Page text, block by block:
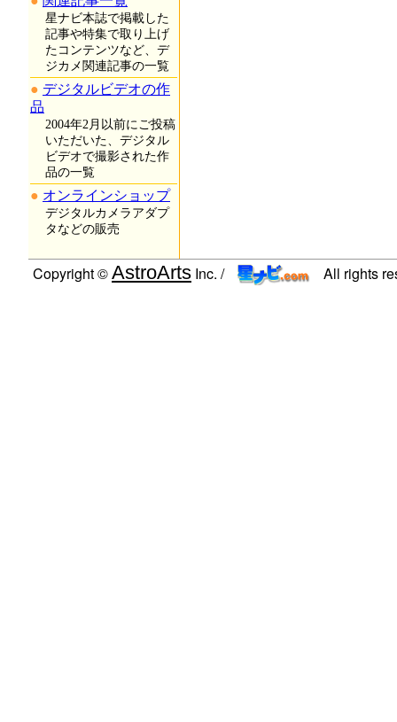
星ナビ本誌で掲載した
記事や特集で取り上げ
たコンテンツなど、デ
ジカメ関連記事の一覧
デジタルビデオの作
品
2004年2月以前にご投稿
いただいた、デジタル
ビデオで撮影された作
品の一覧
オンラインショップ
デジタルカメラアダプ
タなどの販売
Copyright ©AstroArts Inc. / All rights